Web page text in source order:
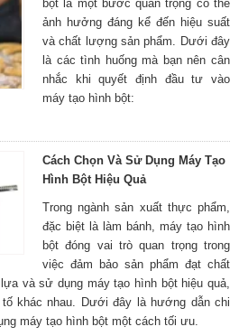
bột là một bước quan trọng có thể
ảnh hưởng đáng kể đến hiệu suất
và chất lượng sản phẩm. Dưới đây
là các tình huống mà bạn nên cân
nhắc khi quyết định đầu tư vào
máy tạo hình bột:
Cách Chọn Và Sử Dụng Máy Tạo
Hình Bột Hiệu Quả
Trong ngành sản xuất thực phẩm,
đặc biệt là làm bánh, máy tạo hình
bột đóng vai trò quan trọng trong
việc đảm bảo sản phẩm đạt chất
và sử dụng máy tạo hình bột hiệu quả,
khác nhau. Dưới đây là hướng dẫn chi
máy tạo hình bột một cách tối ưu.